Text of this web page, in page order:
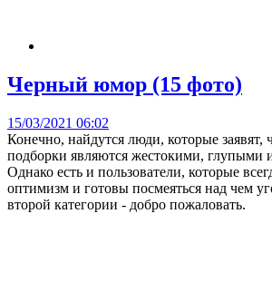
Черный юмор (15 фото)
15/03/2021 06:02
Конечно, найдутся люди, которые заявят,
подборки являются жестокими, глупыми
Однако есть и пользователи, которые
оптимизм и готовы посмеяться над чем
второй категории - добро пожаловать.